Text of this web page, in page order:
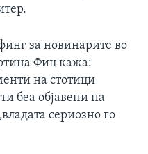
за новинарите во
Фиц кажа:
на стотици
беа објавени на
сериозно го